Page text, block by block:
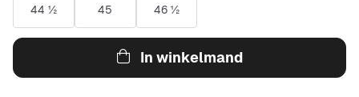
44 ½ 45 46 ½
In winkelmand